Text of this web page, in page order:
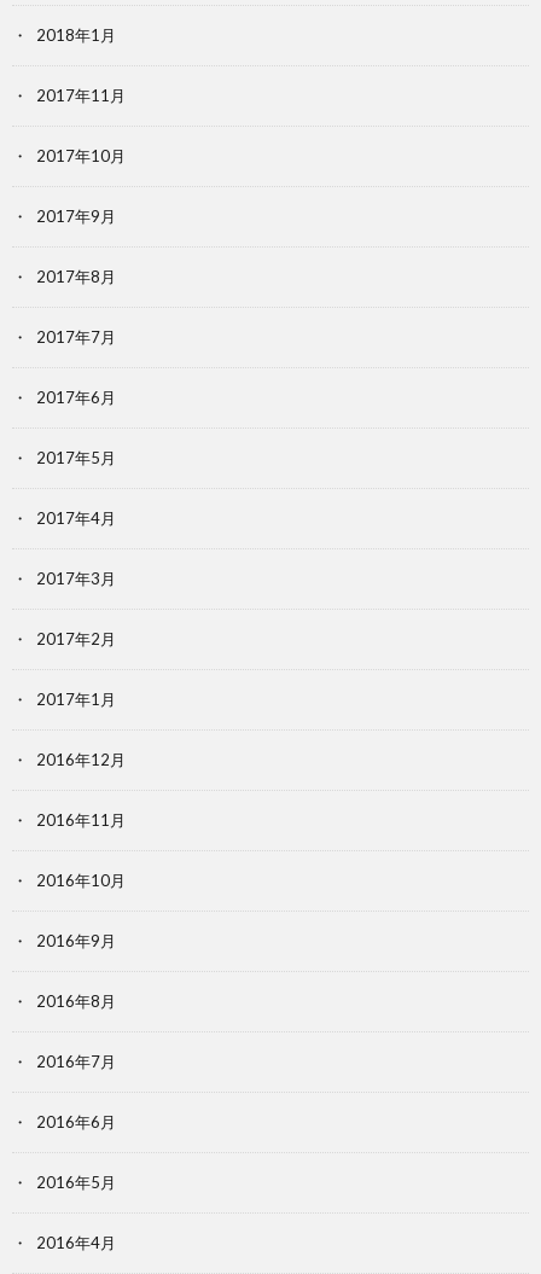
2018年1月
2017年11月
2017年10月
2017年9月
2017年8月
2017年7月
2017年6月
2017年5月
2017年4月
2017年3月
2017年2月
2017年1月
2016年12月
2016年11月
2016年10月
2016年9月
2016年8月
2016年7月
2016年6月
2016年5月
2016年4月